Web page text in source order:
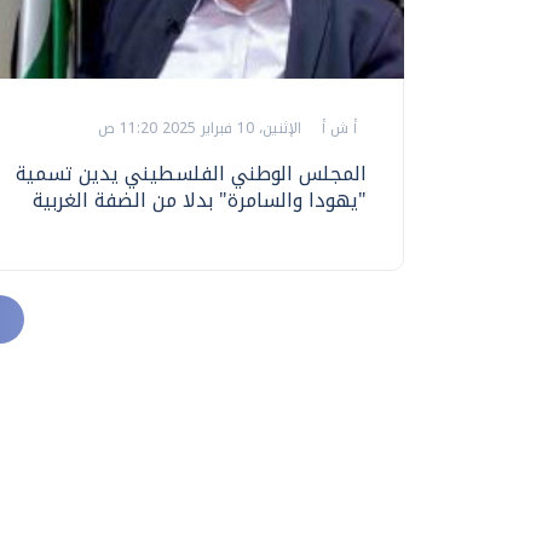
أ ش أ الإثنين، 10 فبراير 2025 11:20 ص
المجلس الوطني الفلسطيني يدين تسمية
"يهودا والسامرة" بدلا من الضفة الغربية